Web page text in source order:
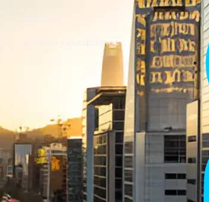
Términos y condiciones